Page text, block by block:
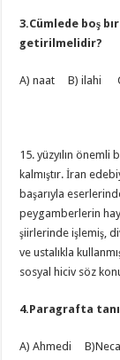
3.Cümlede boş
getirilmelidir?
A) naat B) ilahi
15. yüzyılın
kalmıştır. İran
başarıyla
peygamberlerin
şiirlerinde işlemiş,
ve ustalıkla
sosyal hiciv söz
4.Paragrafta
A) Ahmedi